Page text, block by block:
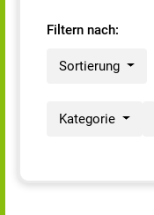
Filtern nach:
Sortierung
Kategorie